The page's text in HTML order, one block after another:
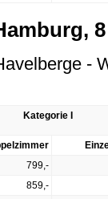
-
Kategorie I
799,-
859,-